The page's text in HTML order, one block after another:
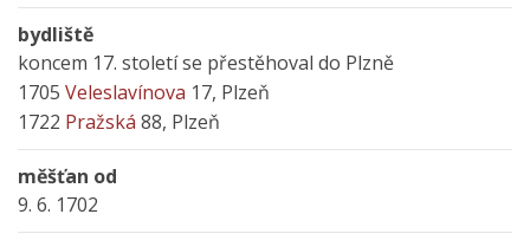
bydliště
koncem 17. století se přestěhoval do Plzně
1705 Veleslavínova 17, Plzeň
1722 Pražská 88, Plzeň
měšťan od
9. 6. 1702